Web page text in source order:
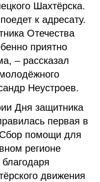
Шахтёрска.
к адресату.
Отечества
приятно
– рассказал
Неустроев.
Дня защитника
первая в
Сбор помощи для
регионе
движения